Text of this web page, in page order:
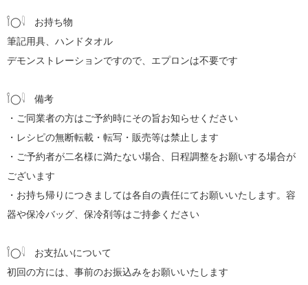
𓌉◯𓇋　お持ち物
筆記用具、ハンドタオル
デモンストレーションですので、エプロンは不要です
𓌉◯𓇋　備考
・ご同業者の方はご予約時にその旨お知らせください
・レシピの無断転載・転写・販売等は禁止します
・ご予約者が二名様に満たない場合、日程調整をお願いする場合が
ございます
・お持ち帰りにつきましては各自の責任にてお願いいたします。容
器や保冷バッグ、保冷剤等はご持参ください
𓌉◯𓇋　お支払いについて
初回の方には、事前のお振込みをお願いいたします